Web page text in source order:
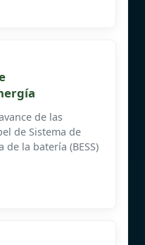
de las
de Sistema de
la batería (BESS)